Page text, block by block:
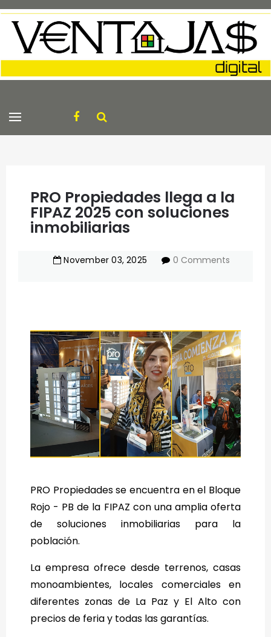
PRO Propiedades llega a la
FIPAZ 2025 con soluciones
inmobiliarias
November 03,2025 0 Comments
PRO Propiedades se encuentra en el Bloque
Rojo - PB de la FIPAZ con una amplia oferta
de soluciones inmobiliarias para la
población.
La empresa ofrece desde terrenos, casas
monoambientes, locales comerciales en
diferentes zonas de La Paz y El Alto con
precios de feria y todas las garantías.